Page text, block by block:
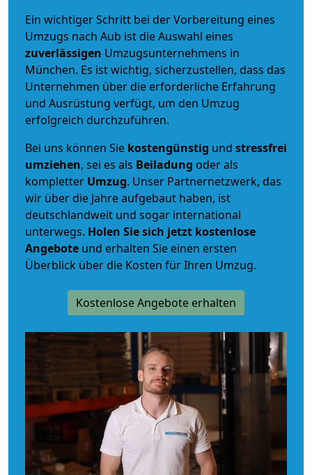
Ein wichtiger Schritt bei der Vorbereitung eines
Umzugs nach Aub ist die Auswahl eines
zuverlässigen Umzugsunternehmens in
München. Es ist wichtig, sicherzustellen, dass das
Unternehmen über die erforderliche Erfahrung
und Ausrüstung verfügt, um den Umzug
erfolgreich durchzuführen.
Bei uns können Sie kostengünstig und stressfrei
umziehen, sei es als Beiladung oder als
kompletter Umzug. Unser Partnernetzwerk, das
wir über die Jahre aufgebaut haben, ist
deutschlandweit und sogar international
unterwegs. Holen Sie sich jetzt kostenlose
Angebote und erhalten Sie einen ersten
Überblick über die Kosten für Ihren Umzug.
Kostenlose Angebote erhalten